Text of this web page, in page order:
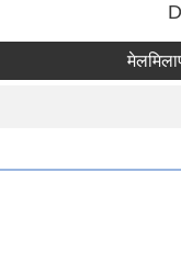
मेलमिलाप